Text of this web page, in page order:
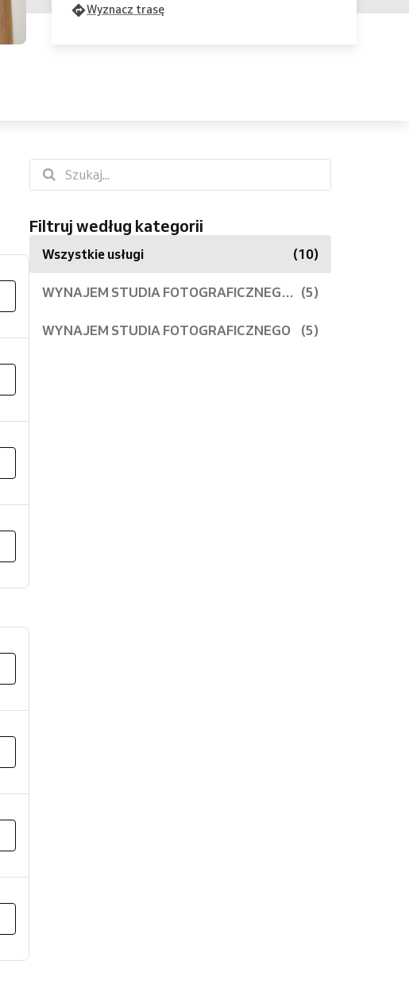
Wyznacz trasę
Filtruj według kategorii
Wszystkie usługi (10)
WYNAJEM STUDIA FOTOGRAFICZNEGO WEEKEND
(5)
WYNAJEM STUDIA FOTOGRAFICZNEGO (5)